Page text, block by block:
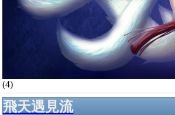
(4)
飛天遇見流